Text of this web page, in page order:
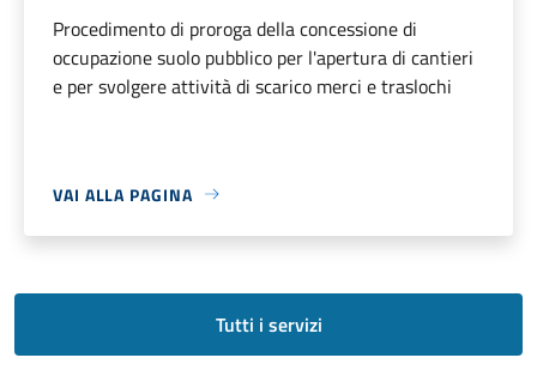
Procedimento di proroga della concessione di
occupazione suolo pubblico per l'apertura di cantieri
e per svolgere attività di scarico merci e traslochi
VAI ALLA PAGINA
Tutti i servizi